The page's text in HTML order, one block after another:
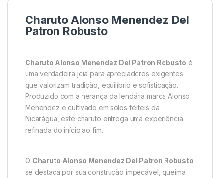
Charuto Alonso Menendez Del
Patron Robusto
Charuto Alonso Menendez Del Patron Robusto é
uma verdadeira joia para apreciadores exigentes
que valorizam tradição, equilíbrio e sofisticação.
Produzido com a herança da lendária marca Alonso
Menendez e cultivado em solos férteis da
Nicarágua, este charuto entrega uma experiência
refinada do início ao fim.
O Charuto Alonso Menendez Del Patron Robusto
se destaca por sua construção impecável, queima